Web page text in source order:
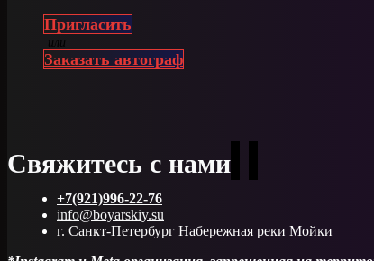
Пригласить
или
Заказать автограф
Свяжитесь с нами
+7(921)996-22-76
info@boyarskiy.su
г. Санкт-Петербург Набережная реки Мойки